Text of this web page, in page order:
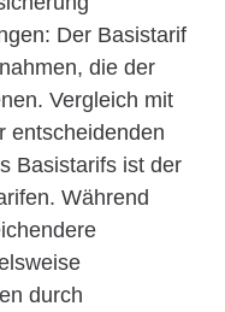
Der Basistarif
die der
Vergleich mit
entscheidenden
Basistarifs ist der
Während
durch